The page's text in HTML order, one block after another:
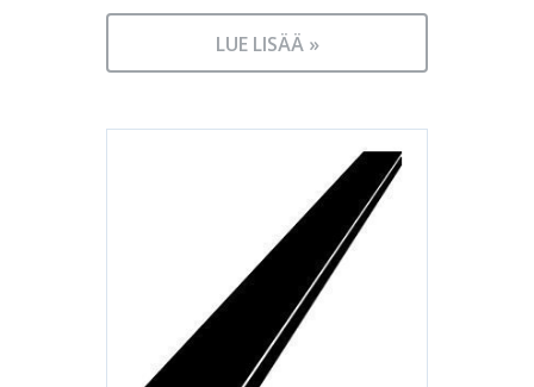
LUE LISÄÄ »